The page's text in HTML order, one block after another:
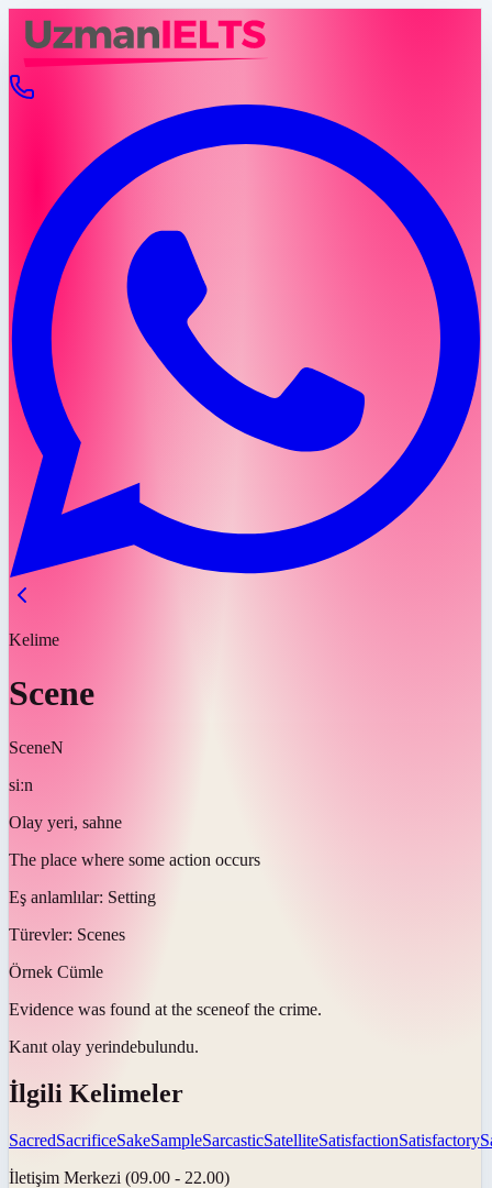
Kelime
Scene
SceneN
siːn
Olay yeri, sahne
The place where some action occurs
Eş anlamlılar: Setting
Türevler: Scenes
Örnek Cümle
Evidence was found at the sceneof the crime.
Kanıt olay yerindebulundu.
İlgili Kelimeler
SacredSacrificeSakeSampleSarcasticSatelliteSatisfactionSatisfactory
İletişim Merkezi (09.00 - 22.00)